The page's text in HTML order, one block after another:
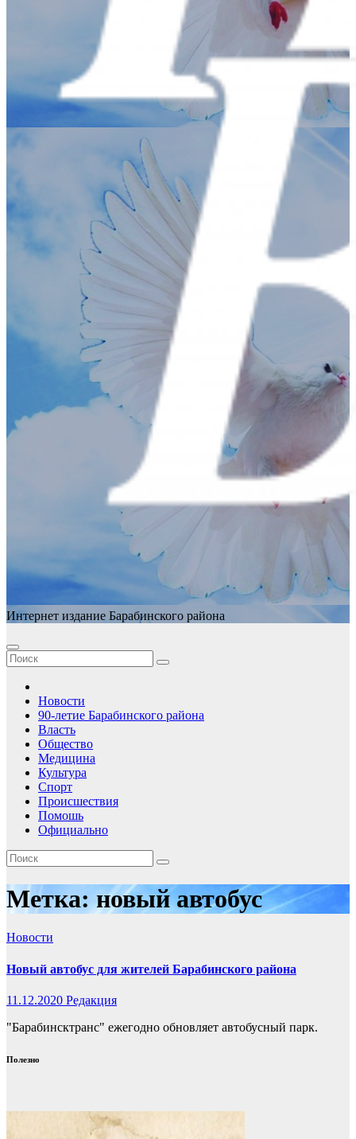
Интернет издание Барабинского района
Новости
90-летие Барабинского района
Власть
Общество
Медицина
Культура
Спорт
Происшествия
Помошь
Официально
Метка:новый автобус
Новости
Новый автобус для жителей Барабинского района
11.12.2020 Редакция
"Барабинсктранс" ежегодно обновляет автобусный парк.
Полезно